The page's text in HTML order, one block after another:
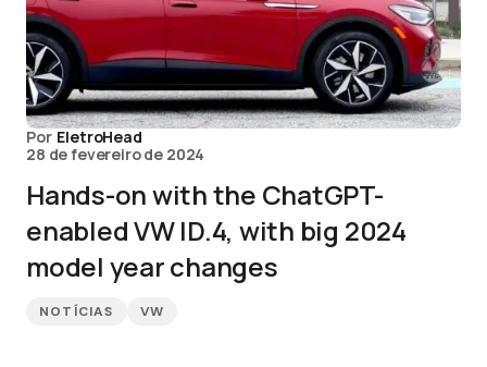
Por EletroHead
28 de fevereiro de 2024
Hands-on with the ChatGPT-
enabled VW ID.4, with big 2024
model year changes
NOTÍCIAS VW